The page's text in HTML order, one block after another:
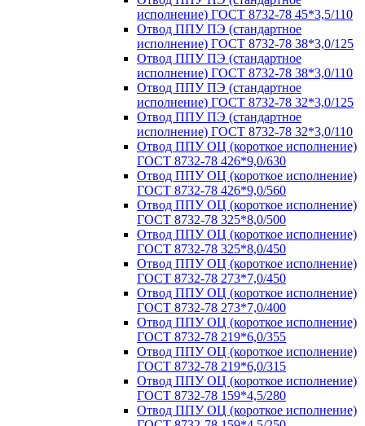
исполнение) ГОСТ 8732-78 45*3,5/110
Отвод ППУ ПЭ (стандартное
исполнение) ГОСТ 8732-78 38*3,0/125
Отвод ППУ ПЭ (стандартное
исполнение) ГОСТ 8732-78 38*3,0/110
Отвод ППУ ПЭ (стандартное
исполнение) ГОСТ 8732-78 32*3,0/125
Отвод ППУ ПЭ (стандартное
исполнение) ГОСТ 8732-78 32*3,0/110
Отвод ППУ ОЦ (короткое исполнение)
ГОСТ 8732-78 426*9,0/630
Отвод ППУ ОЦ (короткое исполнение)
ГОСТ 8732-78 426*9,0/560
Отвод ППУ ОЦ (короткое исполнение)
ГОСТ 8732-78 325*8,0/500
Отвод ППУ ОЦ (короткое исполнение)
ГОСТ 8732-78 325*8,0/450
Отвод ППУ ОЦ (короткое исполнение)
ГОСТ 8732-78 273*7,0/450
Отвод ППУ ОЦ (короткое исполнение)
ГОСТ 8732-78 273*7,0/400
Отвод ППУ ОЦ (короткое исполнение)
ГОСТ 8732-78 219*6,0/355
Отвод ППУ ОЦ (короткое исполнение)
ГОСТ 8732-78 219*6,0/315
Отвод ППУ ОЦ (короткое исполнение)
ГОСТ 8732-78 159*4,5/280
Отвод ППУ ОЦ (короткое исполнение)